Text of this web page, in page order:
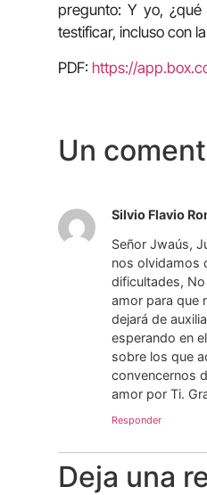
pregunto: Y yo,
testificar, incluso con
PDF: https://
Un
Silvio Flavio
Señor Jwaús,
nos olvidamos
dificultades,
amor para que
dejará de
esperando en
sobre los que
convencernos
amor por Ti.
Responder
Deja una